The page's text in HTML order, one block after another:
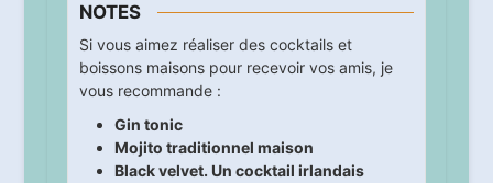
NOTES
Si vous aimez réaliser des cocktails et
boissons maisons pour recevoir vos amis, je
vous recommande :
Gin tonic
Mojito traditionnel maison
Black velvet. Un cocktail irlandais